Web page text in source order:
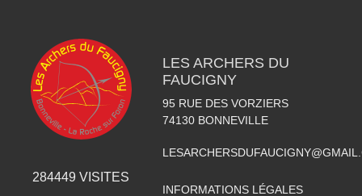
284449 VISITES
LES ARCHERS DU
FAUCIGNY
95 RUE DES VORZIERS
74130 BONNEVILLE
INFORMATIONS LÉGALES